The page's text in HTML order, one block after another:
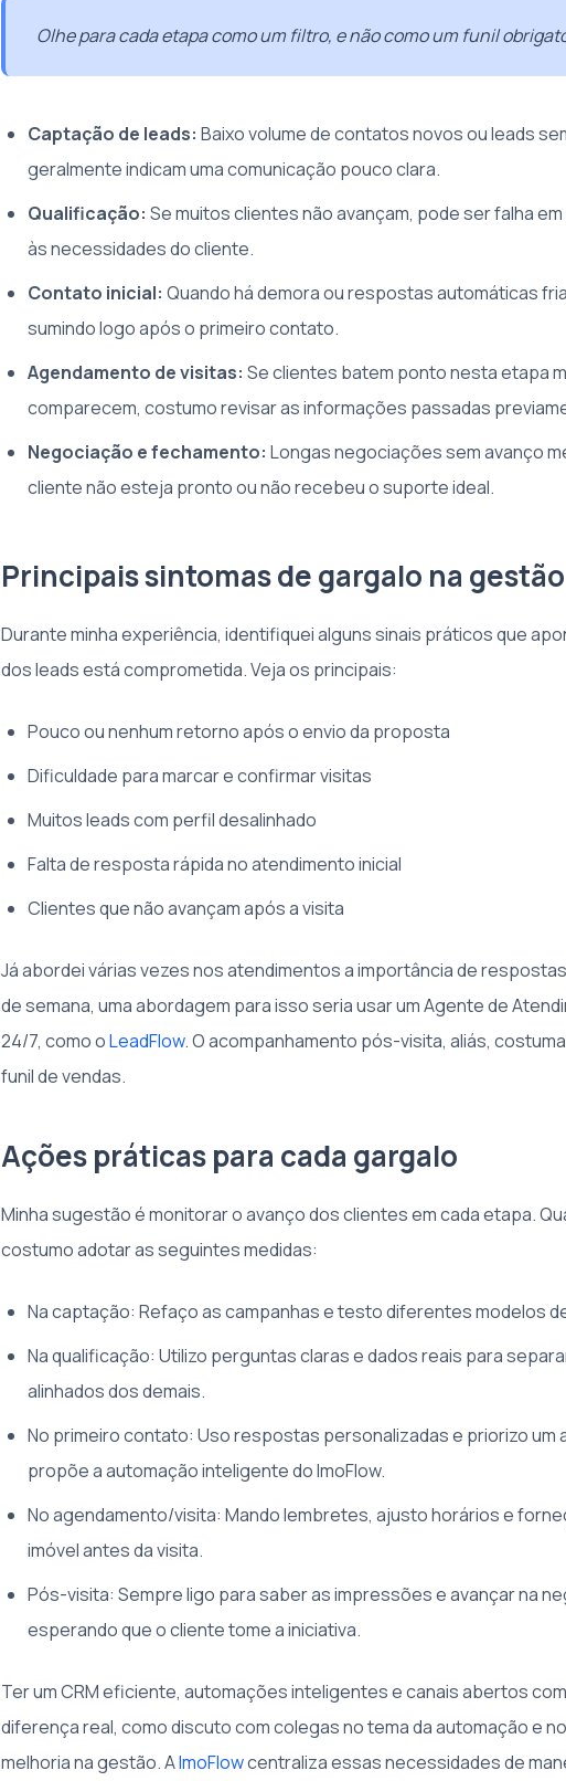
Olhe para cada etapa como um filtro, e não como um funil
Captação de leads: Baixo volume de contatos novos ou leads
geralmente indicam uma comunicação pouco clara.
Qualificação: Se muitos clientes não avançam, pode ser falha
às necessidades do cliente.
Contato inicial: Quando há demora ou respostas automáticas
sumindo logo após o primeiro contato.
Agendamento de visitas: Se clientes batem ponto nesta etapa
comparecem, costumo revisar as informações passadas
Negociação e fechamento: Longas negociações sem avanço
cliente não esteja pronto ou não recebeu o suporte ideal.
Principais sintomas de gargalo na
Durante minha experiência, identifiquei alguns sinais práticos que
dos leads está comprometida. Veja os principais:
Pouco ou nenhum retorno após o envio da proposta
Dificuldade para marcar e confirmar visitas
Muitos leads com perfil desalinhado
Falta de resposta rápida no atendimento inicial
Clientes que não avançam após a visita
Já abordei várias vezes nos atendimentos a importância de
de semana, uma abordagem para isso seria usar um Agente de
24/7, como oLeadFlow. O acompanhamento pós-visita, aliás,
funil de vendas.
Ações práticas para cada gargalo
Minha sugestão é monitorar o avanço dos clientes em cada etapa.
costumo adotar as seguintes medidas:
Na captação: Refaço as campanhas e testo diferentes modelos
Na qualificação: Utilizo perguntas claras e dados reais para
alinhados dos demais.
No primeiro contato: Uso respostas personalizadas e priorizo um
propõe a automação inteligente do ImoFlow.
No agendamento/visita: Mando lembretes, ajusto horários e
imóvel antes da visita.
Pós-visita: Sempre ligo para saber as impressões e avançar na
esperando que o cliente tome a iniciativa.
Ter um CRM eficiente, automações inteligentes e canais abertos
diferença real, como discuto com colegas no tema da automação e
melhoria na gestão. AImoFlowcentraliza essas necessidades de